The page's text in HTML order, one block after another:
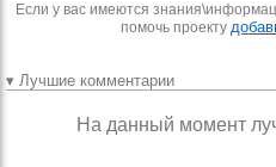
Если у вас имеются
помочь проекту
▾ Лучшие комментарии
На данный момент